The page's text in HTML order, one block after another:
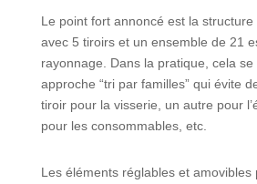
Le point fort annoncé est la structure
avec 5 tiroirs et un ensemble de 21
rayonnage. Dans la pratique, cela
approche “tri par familles” qui évite
tiroir pour la visserie, un autre pour
pour les consommables, etc.
Les éléments réglables et amovibles